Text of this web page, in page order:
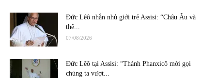
Đức Lêô nhắn nhủ giới trẻ Assisi: “Châu Âu và
thế...
07/08/2026
Đức Lêô tại Assisi: “Thánh Phanxicô mời gọi
chúng ta vượt...